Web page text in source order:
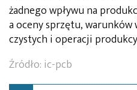
żadnego wpływu na
a oceny sprzętu, warunków
czystych i operacji
Źródło: ic-pcb